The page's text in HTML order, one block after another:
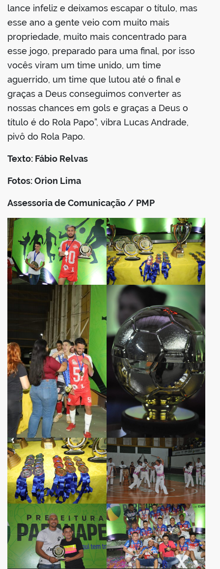
lance infeliz e deixamos escapar o título, mas
esse ano a gente veio com muito mais
propriedade, muito mais concentrado para
esse jogo, preparado para uma final, por isso
vocês viram um time unido, um time
aguerrido, um time que lutou até o final e
graças a Deus conseguimos converter as
nossas chances em gols e graças a Deus o
título é do Rola Papo”, vibra Lucas Andrade,
pivô do Rola Papo.
Texto: Fábio Relvas
Fotos: Orion Lima
Assessoria de Comunicação / PMP